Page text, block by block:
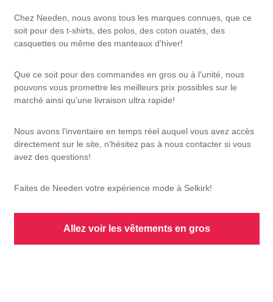
Chez Needen, nous avons tous les marques connues, que ce
soit pour des t-shirts, des polos, des coton ouatés, des
casquettes ou même des manteaux d'hiver!
Que ce soit pour des commandes en gros ou à l'unité, nous
pouvons vous promettre les meilleurs prix possibles sur le
marché ainsi qu'une livraison ultra rapide!
Nous avons l'inventaire en temps réel auquel vous avez accès
directement sur le site, n'hésitez pas à nous contacter si vous
avez des questions!
Faites de Needen votre expérience mode à Selkirk!
Allez voir les vêtements en gros